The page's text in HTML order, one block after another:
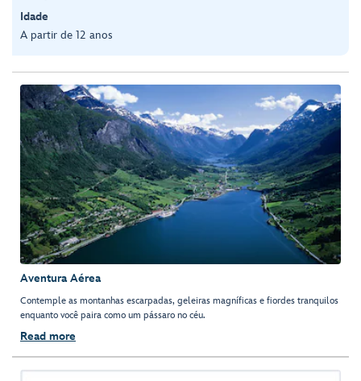
Idade
A partir de 12 anos
Aventura Aérea
Contemple as montanhas escarpadas, geleiras magníficas e fiordes tranquilos
enquanto você paira como um pássaro no céu.
Read more